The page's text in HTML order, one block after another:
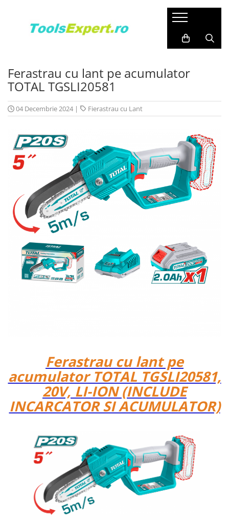
Produse
Ferastrau cu lant pe acumulator
TOTAL TGSLI20581
04 Decembrie 2024 | Fierastrau cu Lant
Ferastrau cu lant pe
acumulator TOTAL TGSLI20581,
20V, LI-ION (INCLUDE
INCARCATOR SI ACUMULATOR)